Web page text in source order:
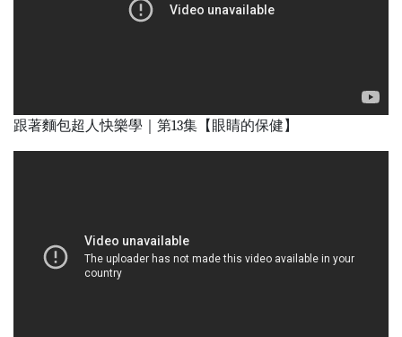
跟著麵包超人快樂學｜第13集【眼睛的保健】